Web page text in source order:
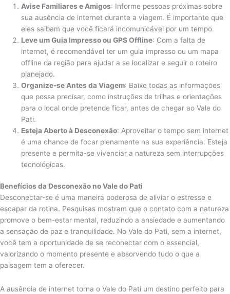
Avise Familiares e Amigos: Informe pessoas próximas sobre
sua ausência de internet durante a viagem. É importante que
eles saibam que você ficará incomunicável por um tempo.
Leve um Guia Impresso ou GPS Offline: Com a falta de
internet, é recomendável ter um guia impresso ou um mapa
offline da região para ajudar a se localizar e seguir o roteiro
planejado.
Organize-se Antes da Viagem: Baixe todas as informações
que possa precisar, como instruções de trilhas e orientações
para o local onde pretende ficar, antes de chegar ao Vale do
Pati.
Esteja Aberto à Desconexão: Aproveitar o tempo sem internet
é uma chance de focar plenamente na sua experiência. Esteja
presente e permita-se vivenciar a natureza sem interrupções
tecnológicas.
Benefícios da Desconexão no Vale do Pati
Desconectar-se é uma maneira poderosa de aliviar o estresse e
escapar da rotina. Pesquisas mostram que o contato com a natureza
promove o bem-estar mental, reduzindo a ansiedade e aumentando
a sensação de paz e tranquilidade. No Vale do Pati, sem a internet,
você tem a oportunidade de se reconectar com o essencial,
valorizando o momento presente e absorvendo tudo o que a
paisagem tem a oferecer.
A ausência de internet torna o Vale do Pati um destino perfeito para